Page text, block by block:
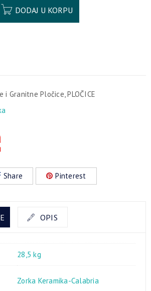
DODAJ U KORPU
i Granitne Pločice,PLOČICE
Share Pinterest
OPIS
28,5 kg
Zorka Keramika-Calabria